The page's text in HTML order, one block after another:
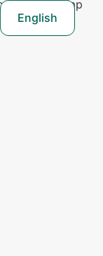
English